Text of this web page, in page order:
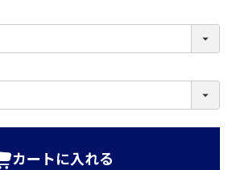
カートに入れる